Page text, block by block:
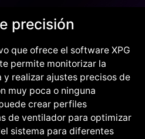
precisión
que ofrece el software XPG
te permite monitorizar la
realizar ajustes precisos de
muy poca o ninguna
crear perfiles
de ventilador para optimizar
sistema para diferentes